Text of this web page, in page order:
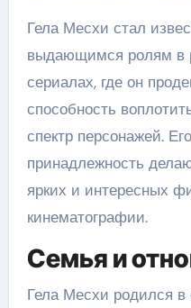
Гела Месхи стал
выдающимся ролям в
сериалах, где он
способность
спектр персонажей.
принадлежность
ярких и интересных
кинематографии.
Семья и
Гела Месхи родился в